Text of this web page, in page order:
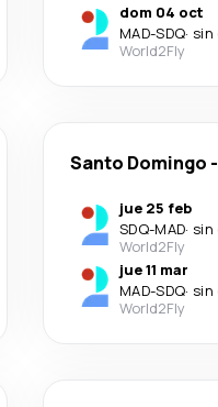
dom 04 oct
MAD-SDQ· sin
World2Fly
Santo Domingo -
jue 25 feb
SDQ-MAD· sin
World2Fly
jue 11 mar
MAD-SDQ· sin
World2Fly